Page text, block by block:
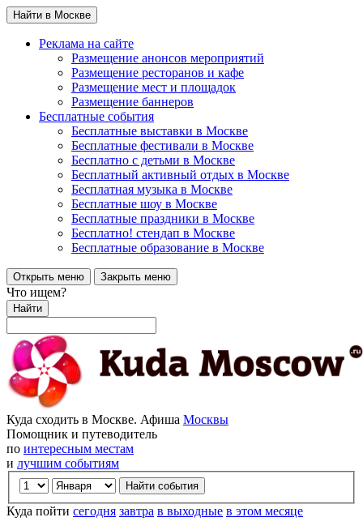
Найти в Москве
Реклама на сайте
Размещение анонсов мероприятий
Размещение ресторанов и кафе
Размещение мест и площадок
Размещение баннеров
Бесплатные события
Бесплатные выставки в Москве
Бесплатные фестивали в Москве
Бесплатно с детьми в Москве
Бесплатный активный отдых в Москве
Бесплатная музыка в Москве
Бесплатные шоу в Москве
Бесплатные праздники в Москве
Бесплатно! стендап в Москве
Бесплатные образование в Москве
Открыть меню Закрыть меню
Что ищем?
Найти
Куда сходить в Москве. Афиша Москвы
Помощник и путеводитель
по интересным местам
и лучшим событиям
Куда пойти сегодня завтра в выходные в этом месяце